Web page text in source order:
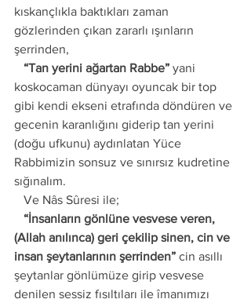
kıskançlıkla baktıkları zaman
gözlerinden çıkan zararlı ışınların
şerrinden,
   “Tan yerini ağartan Rabbe”
yani
koskocaman dünyayı oyuncak bir top
gibi kendi ekseni etrafında döndüren ve
gecenin karanlığını giderip tan yerini
(doğu ufkunu) aydınlatan Yüce
Rabbimizin sonsuz ve sınırsız kudretine
sığınalım.
   Ve Nâs Sûresi ile;
(Allah anılınca) geri çekilip sinen, cin ve
insan şeytanlarının şerrinden” cin asıllı
şeytanlar gönlümüze girip vesvese
denilen sessiz fısıltıları ile îmanımızı